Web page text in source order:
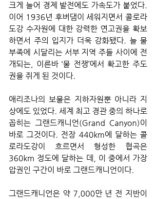
크게 늘어 경제 발전에도 가속도가 붙었다.
이어 1936년 후버댐이 세워지면서 콜로라
도강 수자원에 대한 강력한 연고권을 확보
하면서 주의 입지가 더욱 강화됐다. 늘 물
부족에 시달리는 서부 지역 주들 사이에 전
개되는, 이른바 ‘물 전쟁’에서 확고한 주도
권을 쥐게 된 것이다.
애리조나의 보물은 지하자원뿐 아니라 지
상에도 있었다. 세계 최고 경관 중의 하나로
꼽히는 그랜드캐니언(Grand Canyon)이
바로 그것이다. 전장 440km에 달하는 콜
로라도강이 흐르면서 형성한 협곡은
360km 정도에 달하는 데, 이 중에서 가장
압권인 구간이 바로 그랜드캐니언이다.
그랜드캐니언은 약 7,000만 년 전 지반이